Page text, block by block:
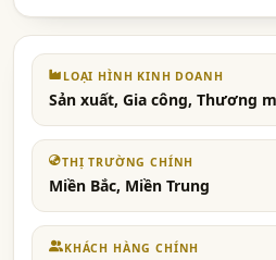
LOẠI HÌNH KINH DOANH
Sản xuất, Gia công, Thương
THỊ TRƯỜNG CHÍNH
Miền Bắc, Miền Trung
KHÁCH HÀNG CHÍNH